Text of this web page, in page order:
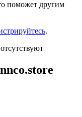
поможет другим
.